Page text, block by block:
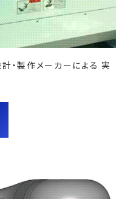
・製作メーカーによる 実